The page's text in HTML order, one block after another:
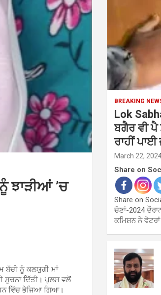
ਝਾੜੀਆਂ ’ਚ
ਬੱਚੀ ਨੂੰ ਕਲਯੁਗੀ ਮਾਂ
ਸੂਚਨਾ ਦਿੱਤੀ। ਪੁਲਸ ਵਲੋਂ
ਵਿੱਚ ਭੇਜਿਆ ਗਿਆ।
BREAKING
Lok
ਬਗੈਰ ਵੀ ਪੈ
ਰਾਹੀਂ
March 22,
Share on
Share on
ਚੋਣਾਂ-2024
ਕਮਿਸ਼ਨ ਨੇ